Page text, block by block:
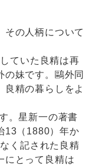
の人柄について
ていた良精は再
の妹です。鷗外同
良精の暮らしをよ
。星新一の著書
13（1880）年か
く記された良精
にとって良精は